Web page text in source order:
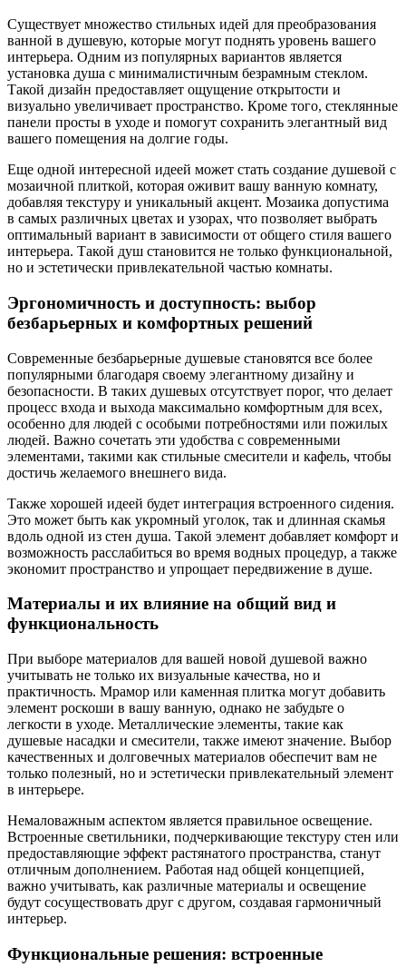
Существует множество стильных идей для преобразования
ванной в душевую, которые могут поднять уровень вашего
интерьера. Одним из популярных вариантов является
установка душа с минималистичным безрамным стеклом.
Такой дизайн предоставляет ощущение открытости и
визуально увеличивает пространство. Кроме того, стеклянные
панели просты в уходе и помогут сохранить элегантный вид
вашего помещения на долгие годы.
Еще одной интересной идеей может стать создание душевой с
мозаичной плиткой, которая оживит вашу ванную комнату,
добавляя текстуру и уникальный акцент. Мозаика допустима
в самых различных цветах и узорах, что позволяет выбрать
оптимальный вариант в зависимости от общего стиля вашего
интерьера. Такой душ становится не только функциональной,
но и эстетически привлекательной частью комнаты.
Эргономичность и доступность: выбор
безбарьерных и комфортных решений
Современные безбарьерные душевые становятся все более
популярными благодаря своему элегантному дизайну и
безопасности. В таких душевых отсутствует порог, что делает
процесс входа и выхода максимально комфортным для всех,
особенно для людей с особыми потребностями или пожилых
людей. Важно сочетать эти удобства с современными
элементами, такими как стильные смесители и кафель, чтобы
достичь желаемого внешнего вида.
Также хорошей идеей будет интеграция встроенного сидения.
Это может быть как укромный уголок, так и длинная скамья
вдоль одной из стен душа. Такой элемент добавляет комфорт и
возможность расслабиться во время водных процедур, а также
экономит пространство и упрощает передвижение в душе.
Материалы и их влияние на общий вид и
функциональность
При выборе материалов для вашей новой душевой важно
учитывать не только их визуальные качества, но и
практичность. Мрамор или каменная плитка могут добавить
элемент роскоши в вашу ванную, однако не забудьте о
легкости в уходе. Металлические элементы, такие как
душевые насадки и смесители, также имеют значение. Выбор
качественных и долговечных материалов обеспечит вам не
только полезный, но и эстетически привлекательный элемент
в интерьере.
Немаловажным аспектом является правильное освещение.
Встроенные светильники, подчеркивающие текстуру стен или
предоставляющие эффект растянатого пространства, станут
отличным дополнением. Работая над общей концепцией,
важно учитывать, как различные материалы и освещение
будут сосуществовать друг с другом, создавая гармоничный
интерьер.
Функциональные решения: встроенные